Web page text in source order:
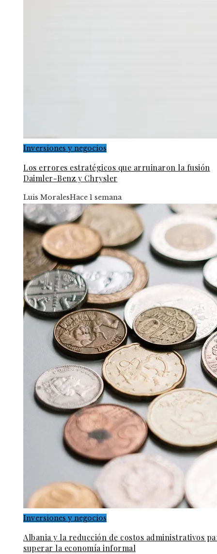
Inversiones y negocios
Los errores estratégicos que arruinaron la fusión
Daimler-Benz y Chrysler
Luis MoralesHace 1 semana
Inversiones y negocios
Albania y la reducción de costos administrativos
superar la economía informal